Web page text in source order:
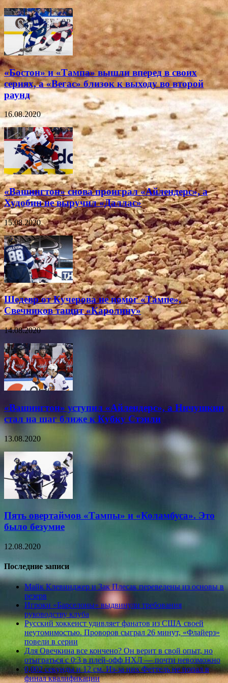
«Бостон» и «Тампа» вышли вперед в своих
сериях, а «Вегас» близок к выходу во второй
раунд
16.08.2020
«Вашингтон» снова проиграл «Айлендерс», а
Худобин не выручил «Даллас»
15.08.2020
Шедевр от Кучерова не помог «Тампе»,
Свечников тащит «Каролину»
14.08.2020
«Вашингтон» уступил «Айлендерс», а Ничушкин
стал на шаг ближе к Кубку Стэнли
13.08.2020
Пять овертаймов «Тампы» и «Коламбуса». Это
было безумие
12.08.2020
Последние записи
Майк Клевинджер и Зак Плесак переведены из основы в
резерв
Игроки «Барселоны» выдвинули требования
руководству клуба
Русский хоккеист удивляет фанатов из США своей
неутомимостью. Проворов сыграл 26 минут, «Флайерз»
повели в серии
Для Овечкина все кончено? Он верит в свой опыт, но
отыграться с 0:3 в плей-офф НХЛ — почти невозможно
0,002 секунды и 12 см. Из-за них Феттель не попал в
финал квалификации